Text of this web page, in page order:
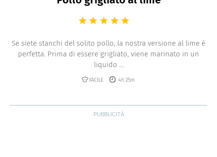
Se siete stanchi del solito pollo, la nostra versione al lime è
perfetta. Prima di essere grigliato, viene marinato in un
liquido ...
FACILE 4h 25m